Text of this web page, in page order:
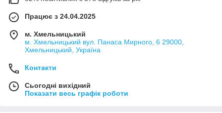
Працює з 24.04.2025
м. Хмельницький
м. Хмельницький вул. Панаса Мирного, 6 29000,
Хмельницький, Україна
Контакти
Сьогодні вихідний
Показати весь графік роботи